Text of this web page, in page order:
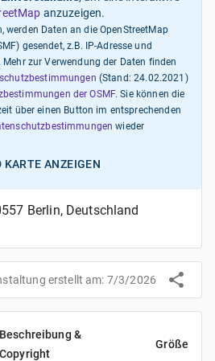
anzuzeigen.
werden Daten an die OpenStreetMap
gesendet, z.B. IP-Adresse und
zur Verwendung der Daten finden
(Stand:24.02.2021 )
der OSMF. Sie können die
über einen Button im entsprechenden
wieder
ANZEIGEN
Berlin, Deutschland
erstellt am: 7/3/2026
Beschreibung &
Copyright
Größe